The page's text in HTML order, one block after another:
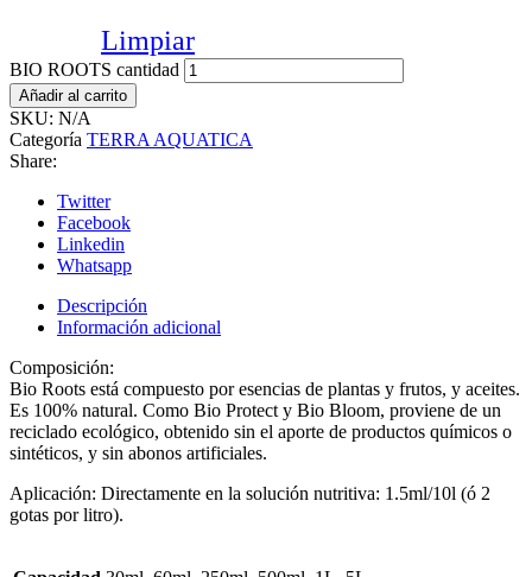
Limpiar
BIO ROOTS cantidad
Añadir al carrito
SKU: N/A
Categoría TERRA AQUATICA
Share:
Twitter
Facebook
Linkedin
Whatsapp
Descripción
Información adicional
Composición:
Bio Roots está compuesto por esencias de plantas y frutos, y aceites.
Es 100% natural. Como Bio Protect y Bio Bloom, proviene de un
reciclado ecológico, obtenido sin el aporte de productos químicos o
sintéticos, y sin abonos artificiales.
Aplicación: Directamente en la solución nutritiva: 1.5ml/10l (ó 2
gotas por litro).